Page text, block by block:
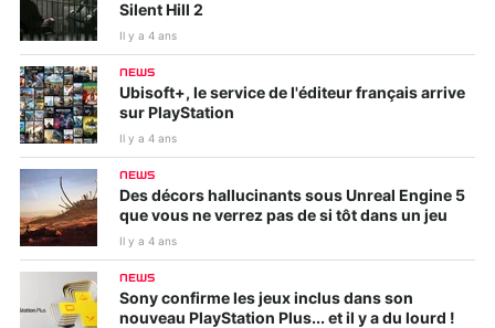
Silent Hill 2
Il y a 4 ans
NEWS
Ubisoft+, le service de l'éditeur français arrive
sur PlayStation
Il y a 4 ans
NEWS
Des décors hallucinants sous Unreal Engine 5
que vous ne verrez pas de si tôt dans un jeu
Il y a 4 ans
NEWS
Sony confirme les jeux inclus dans son
nouveau PlayStation Plus... et il y a du lourd !